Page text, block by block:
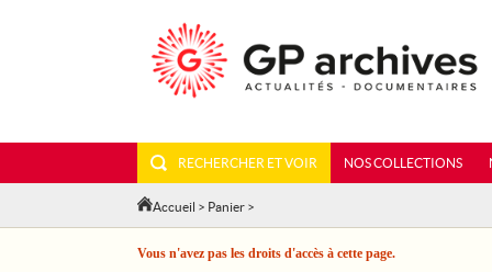
RECHERCHER ET VOIR NOS COLLECTIONS
Accueil > Panier >
Vous n'avez pas les droits d'accès à cette page.